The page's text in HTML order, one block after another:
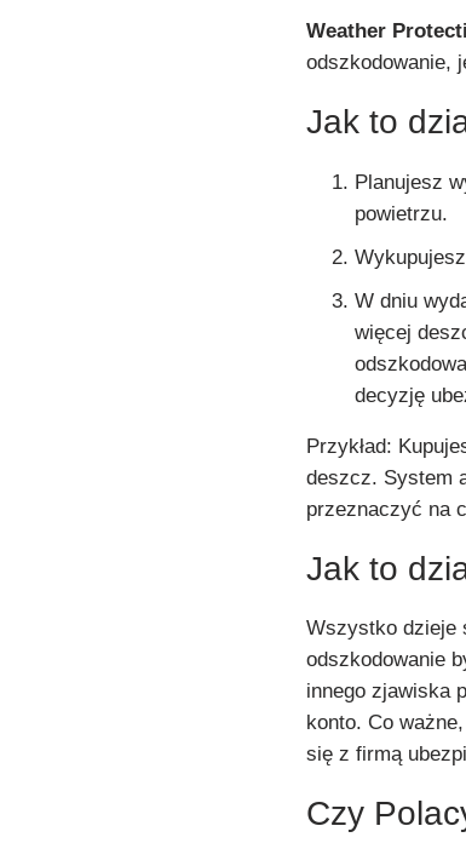
Weather
odszkodowanie,
Jak to
Planujesz
powietrzu.
W dniu
więcej
decyzję
Przykład:
deszcz. System
przeznaczyć na
Jak to
Wszystko dzieje
odszkodowanie
innego zjawiska
konto. Co
się z firmą
Czy